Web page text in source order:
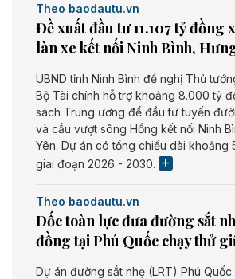
Theo baodautu.vn
Đề xuất đầu tư 11.107 tỷ đồng
làn xe kết nối Ninh Bình,
UBND tỉnh Ninh Bình đề nghị Thủ
Bộ Tài chính hỗ trợ khoảng 8.000 tỷ
sách Trung ương để đầu tư tuyến
và cầu vượt sông Hồng kết nối Ninh
Yên. Dự án có tổng chiều dài khoảng
giai đoạn 2026 - 2030.
Theo baodautu.vn
Dốc toàn lực đưa đường sắt
đồng tại Phú Quốc chạy thử
Dự án đường sắt nhẹ (LRT) Phú